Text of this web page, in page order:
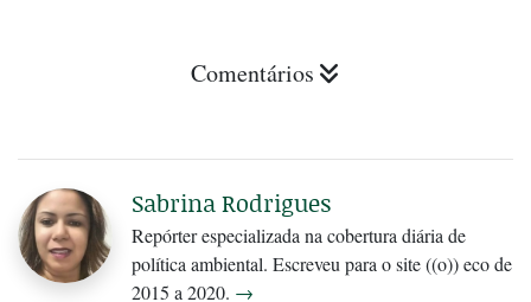
Comentários
Sabrina Rodrigues
Repórter especializada na cobertura diária de
política ambiental. Escreveu para o site ((o)) eco de
2015 a 2020. →